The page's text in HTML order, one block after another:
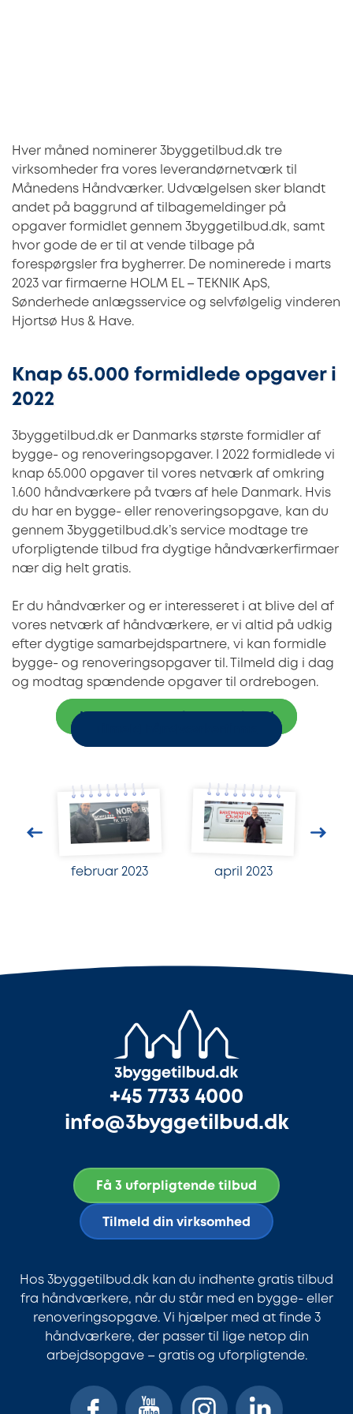
Hver måned nominerer 3byggetilbud.dk tre
virksomheder fra vores leverandørnetværk til
Månedens Håndværker. Udvælgelsen sker blandt
andet på baggrund af tilbagemeldinger på
opgaver formidlet gennem 3byggetilbud.dk, samt
hvor gode de er til at vende tilbage på
forespørgsler fra bygherrer. De nominerede i marts
2023 var firmaerne HOLM EL – TEKNIK ApS,
Sønderhede anlægsservice og selvfølgelig vinderen
Hjortsø Hus & Have.
Knap 65.000 formidlede opgaver i
2022
3byggetilbud.dk er Danmarks største formidler af
bygge- og renoveringsopgaver. I 2022 formidlede vi
knap 65.000 opgaver til vores netværk af omkring
1.600 håndværkere på tværs af hele Danmark. Hvis
du har en bygge- eller renoveringsopgave, kan du
gennem 3byggetilbud.dk’s service modtage tre
uforpligtende tilbud fra dygtige håndværkerfirmaer
nær dig helt gratis.
Er du håndværker og er interesseret i at blive del af
vores netværk af håndværkere, er vi altid på udkig
efter dygtige samarbejdspartnere, vi kan formidle
bygge- og renoveringsopgaver til. Tilmeld dig i dag
og modtag spændende opgaver til ordrebogen.
Indhent 3 uforpligtende tilbud
februar 2023 april 2023
+45 7733 4000
info@3byggetilbud.dk
Få 3 uforpligtende tilbud
Tilmeld din virksomhed
Hos 3byggetilbud.dk kan du indhente gratis tilbud
fra håndværkere, når du står med en bygge- eller
renoveringsopgave. Vi hjælper med at finde 3
håndværkere, der passer til lige netop din
arbejdsopgave – gratis og uforpligtende.